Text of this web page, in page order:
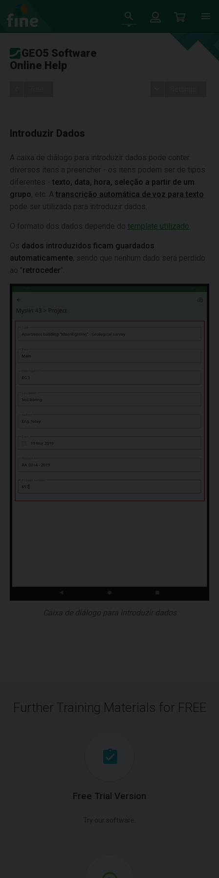
GEO5 Software
Online Help
Introduzir Dados
A caixa de diálogo para introduzir dados pode conter
diversos itens a preencher - os itens podem ser de tipos
diferentes - texto, data, hora, seleção a partir de um
grupo, etc. A transcrição automática de voz para texto
pode ser utilizada para introduzir dados.
O formato dos dados depende do template utilizado
Os dados introduzidos ficam guardados
automaticamente, sendo que nenhum dado será perdido
ao "retroceder".
Caixa de diálogo para introduzir dados
Further Training Materials for FREE
Free Trial Version